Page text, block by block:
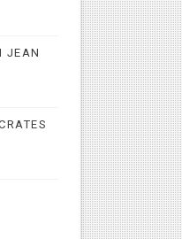
JEAN